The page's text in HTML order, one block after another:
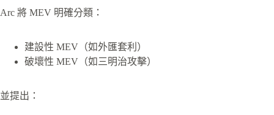
Arc 將 MEV 明確分類：
建設性 MEV（如外匯套利）
破壞性 MEV（如三明治攻擊）
並提出：